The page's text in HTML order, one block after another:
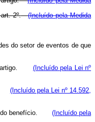
2º.
(Incluído pela Medida
do setor de eventos de que
artigo. (Incluído pela Lei nº
(Incluído pela Lei nº 14.592,
do benefício. (Incluído pela